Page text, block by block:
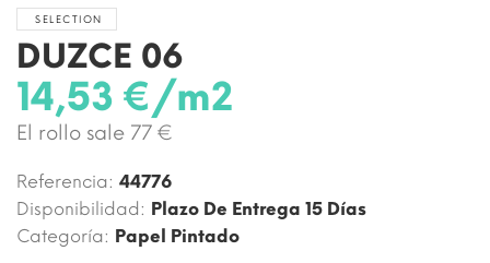
SELECTION
DUZCE 06
14,53 €/m2
El rollo sale 77 €
Referencia: 44776
Disponibilidad: Plazo De Entrega 15 Días
Categoría: Papel Pintado